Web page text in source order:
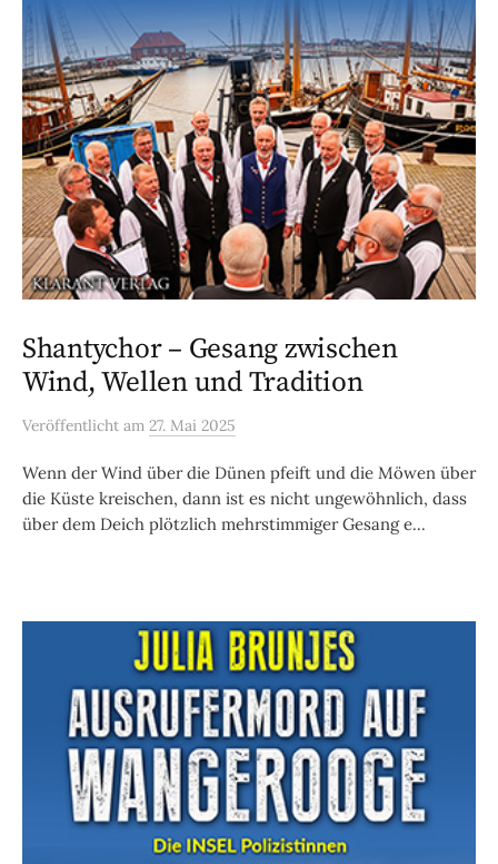
Shantychor – Gesang zwischen
Wind, Wellen und Tradition
Veröffentlicht am 27. Mai 2025
Wenn der Wind über die Dünen pfeift und die Möwen über
die Küste kreischen, dann ist es nicht ungewöhnlich, dass
über dem Deich plötzlich mehrstimmiger Gesang e...